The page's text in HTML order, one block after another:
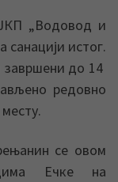
„Водовод и
санацији истог.
завршени до 14
редовно
се овом
Ечке на